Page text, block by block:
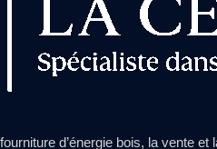
d’énergie bois, la vente et